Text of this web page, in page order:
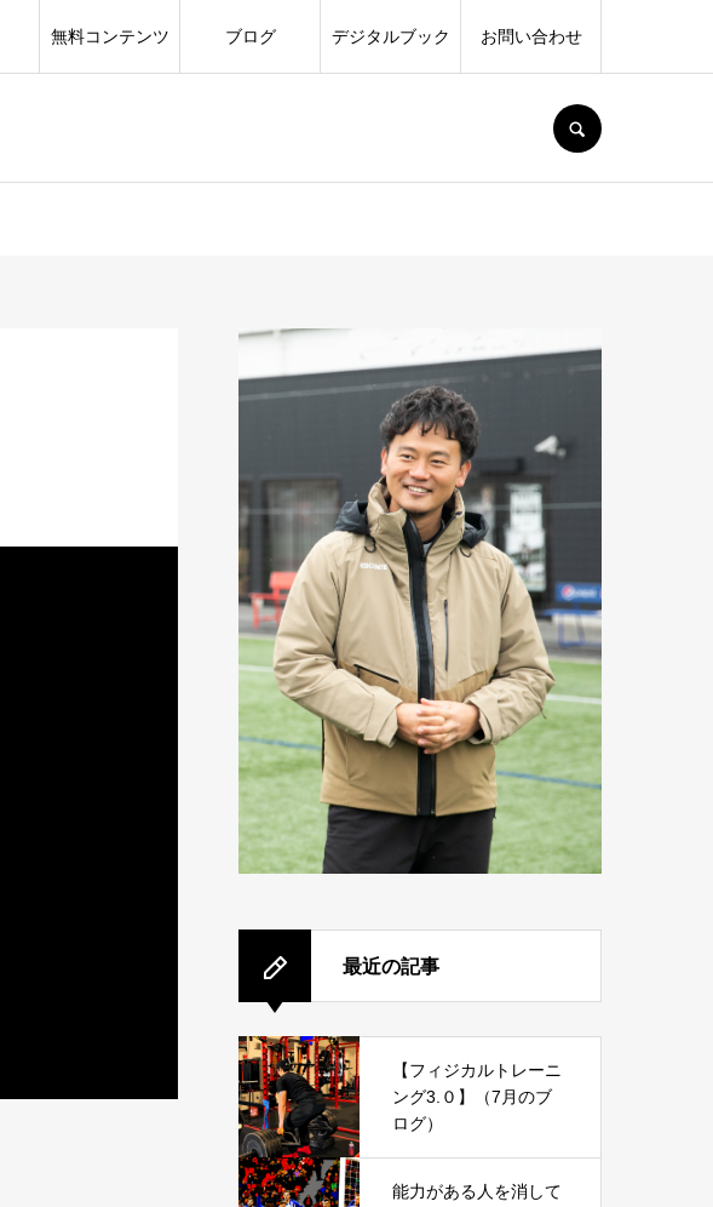
無料コンテンツ ブログ デジタルブック お問い合わせ
最近の記事
【フィジカルトレーニ
ング3.０】（7月のブ
ログ）
能力がある人を消して